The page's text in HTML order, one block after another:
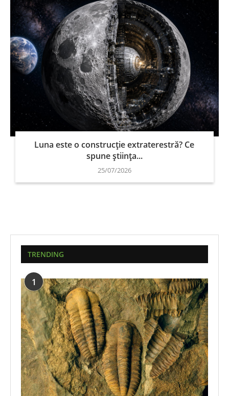
Luna este o construcție extraterestră? Ce
spune știința...
25/07/2026
TRENDING
1